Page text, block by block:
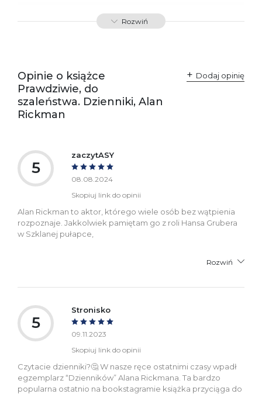
Producent / Osoby
odpowiedzialne za
Wydawnictwo Poznańskie
Sp. z o.o.
Ostrzeżenia oraz
informacje dotyczące
bezpieczeństwa:
Rozwiń
Opinie o książce
Prawdziwie, do
szaleństwa. Dzienniki, Alan
Rickman
Dodaj opinię
5
zaczytASY
08.08.2024
Skopiuj link do opinii
Alan Rickman to aktor, którego wiele osób bez wątpienia
rozpoznaje. Jakkolwiek pamiętam go z roli Hansa Grubera
w Szklanej pułapce,
Rozwiń
5
Stronisko
09.11.2023
Skopiuj link do opinii
Czytacie dzienniki?🤔 W nasze ręce ostatnimi czasy wpadł
egzemplarz “Dzienników” Alana Rickmana. Ta bardzo
popularna ostatnio na bookstagramie książka przyciąga do